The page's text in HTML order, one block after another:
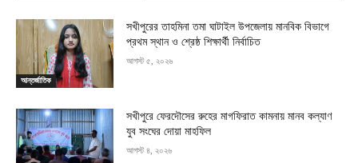
আন্তর্জাতিক
সখীপুরের তাহমিনা তমা ঘাটাইল উপজেলায় মানবিক বিভাগে
প্রথম স্থান ও শ্রেষ্ঠ শিক্ষার্থী নির্বাচিত
আগস্ট ৫, ২০২৬
সখীপুরে ফেরদৌসের রুহের মাগফিরাত কামনায় মানব কল্যাণ
যুব সংঘের দোয়া মাহফিল
আগস্ট ৪, ২০২৬